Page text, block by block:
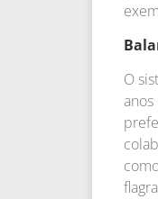
O